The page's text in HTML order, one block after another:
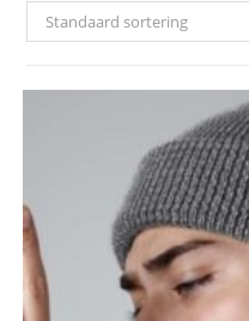
Standaard sortering